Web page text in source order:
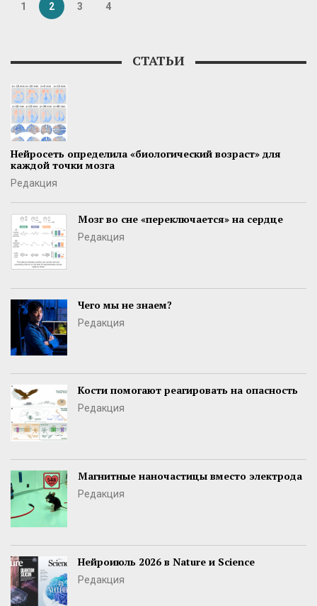
1 2 3 4
СТАТЬИ
Нейросеть определила «биологический возраст» для
каждой точки мозга
Редакция
Мозг во сне «переключается» на сердце
Редакция
Чего мы не знаем?
Редакция
Кости помогают реагировать на опасность
Редакция
Магнитные наночастицы вместо электрода
Редакция
Нейроиюль 2026 в Nature и Science
Редакция